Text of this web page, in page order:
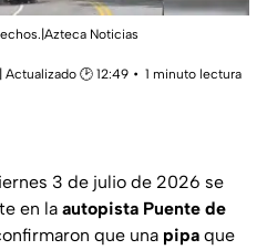
Noticias
| Actualizado 🕑 12:49
1 minuto lectura
3 de julio de 2026 se
en la autopista Puente de
que una pipa que